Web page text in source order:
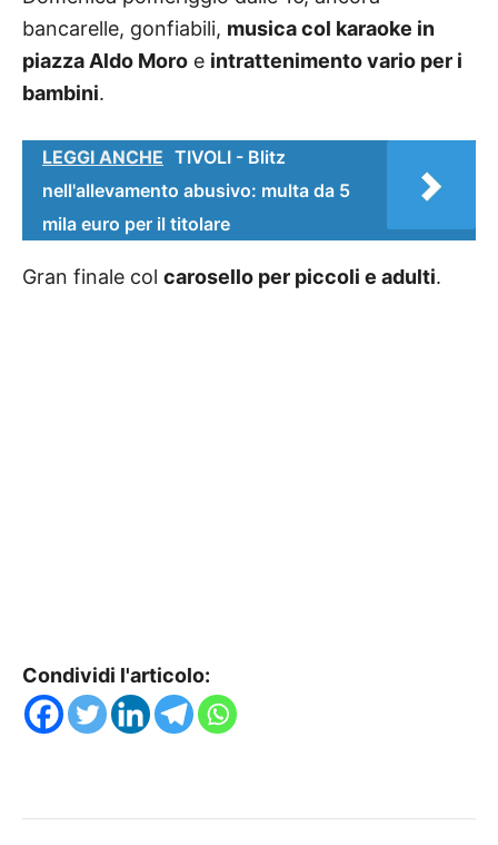
bancarelle, gonfiabili, musica col karaoke in
piazza Aldo Moro e intrattenimento vario per i
bambini.
LEGGI ANCHE TIVOLI - Blitz
nell'allevamento abusivo: multa da 5
mila euro per il titolare
Gran finale col carosello per piccoli e adulti.
Condividi l'articolo: